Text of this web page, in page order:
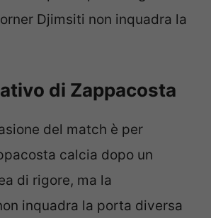
Djimsiti non inquadra la
di Zappacosta
del match è per
calcia dopo un
di rigore, ma la
inquadra la porta diversa